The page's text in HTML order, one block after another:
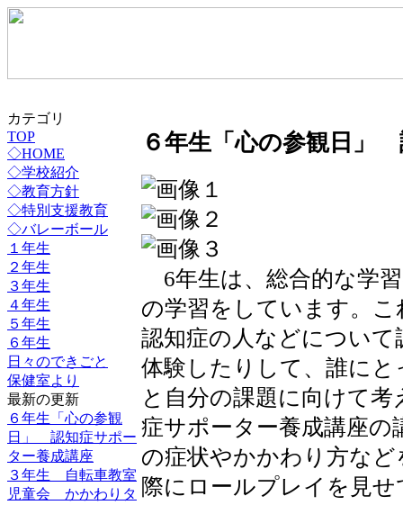
カテゴリ
TOP
◇HOME
◇学校紹介
◇教育方針
◇特別支援教育
◇バレーボール
１年生
２年生
３年生
４年生
５年生
６年生
日々のできごと
保健室より
最新の更新
６年生「心の参観
日」 認知症サポー
ター養成講座
３年生 自転車教室
児童会 かかわりタ
６年生「心の参観日」
6年生は、総合的な学
の学習をしています。
認知症の人などについ
体験したりして、誰に
と自分の課題に向けて
症サポーター養成講座の
の症状やかかわり方な
際にロールプレイを見